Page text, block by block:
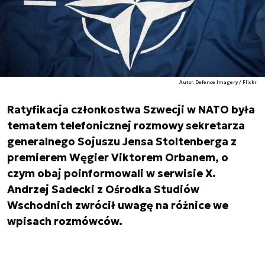
Autor. Defence Imagery / Flickr
Ratyfikacja członkostwa Szwecji w NATO była
tematem telefonicznej rozmowy sekretarza
generalnego Sojuszu Jensa Stoltenberga z
premierem Węgier Viktorem Orbanem, o
czym obaj poinformowali w serwisie X.
Andrzej Sadecki z Ośrodka Studiów
Wschodnich zwrócił uwagę na różnice we
wpisach rozmówców.